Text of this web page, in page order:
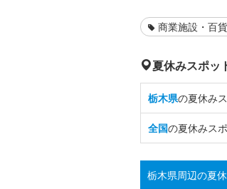
商業施設・百
夏休みスポッ
栃木県の夏休み
全国の夏休みス
栃木県周辺の夏